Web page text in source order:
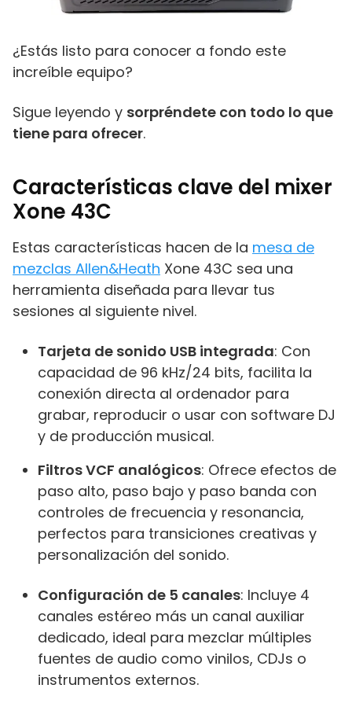
¿Estás listo para conocer a fondo este
increíble equipo?
Sigue leyendo y sorpréndete con todo lo que
tiene para ofrecer.
Características clave del mixer
Xone 43C
Estas características hacen de la mesa de
mezclas Allen&Heath Xone 43C sea una
herramienta diseñada para llevar tus
sesiones al siguiente nivel.
Tarjeta de sonido USB integrada: Con
capacidad de 96 kHz/24 bits, facilita la
conexión directa al ordenador para
grabar, reproducir o usar con software DJ
y de producción musical.
Filtros VCF analógicos: Ofrece efectos de
paso alto, paso bajo y paso banda con
controles de frecuencia y resonancia,
perfectos para transiciones creativas y
personalización del sonido.
Configuración de 5 canales: Incluye 4
canales estéreo más un canal auxiliar
dedicado, ideal para mezclar múltiples
fuentes de audio como vinilos, CDJs o
instrumentos externos.